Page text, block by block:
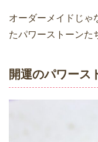
オーダーメイドじゃ
たパワーストーンた
開運のパワース